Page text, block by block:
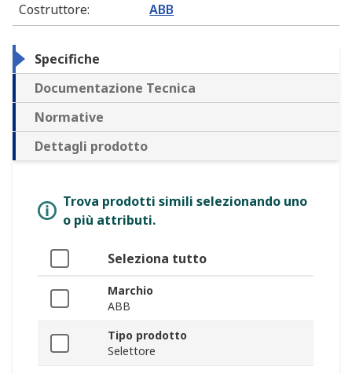
Costruttore: ABB
Specifiche
Documentazione Tecnica
Normative
Dettagli prodotto
Trova prodotti simili selezionando uno
o più attributi.
Seleziona tutto
Marchio
ABB
Tipo prodotto
Selettore